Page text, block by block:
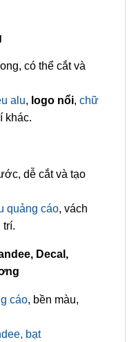
có thể cắt và
alu, logo nổi, chữ
khác.
dễ cắt và tạo
quảng cáo, vách
trí.
Decal,
cáo, bền màu,
bạt